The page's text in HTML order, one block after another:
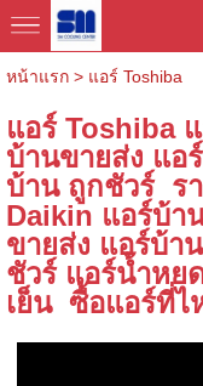
หน้าแรก> แอร์ Toshiba
แอร์ Toshiba
บ้านขายส่ง แอ
บ้าน ถูกชัวร์ ร
Daikin แอร์บ้า
ขายส่ง แอร์บ้า
ชัวร์ แอร์น้ำห
เย็น ซื้อแอร์ที่ไ